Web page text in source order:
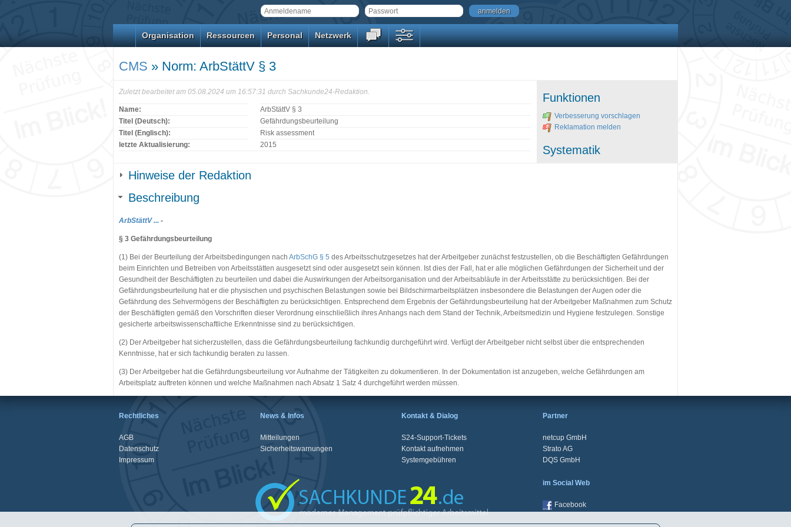
anmelden
Organisation Ressourcen Personal Netzwerk
CMS » Norm: ArbStättV § 3
Zuletzt bearbeitet am 05.08.2024 um 16:57:31 durch Sachkunde24-Redaktion.
Name:
ArbStättV § 3
Titel (Deutsch):
Gefährdungsbeurteilung
Titel (Englisch):
Risk assessment
letzte Aktualisierung:
2015
Funktionen
Verbesserung vorschlagen
Reklamation melden
Systematik
Hinweise der Redaktion
Beschreibung
ArbStättV ... -
§ 3 Gefährdungsbeurteilung
(1) Bei der Beurteilung der Arbeitsbedingungen nach ArbSchG § 5 des Arbeitsschutzgesetzes hat der Arbeitgeber zunächst festzustellen, ob die Beschäftigten Gefährdungen
beim Einrichten und Betreiben von Arbeitsstätten ausgesetzt sind oder ausgesetzt sein können. Ist dies der Fall, hat er alle möglichen Gefährdungen der Sicherheit und der
Gesundheit der Beschäftigten zu beurteilen und dabei die Auswirkungen der Arbeitsorganisation und der Arbeitsabläufe in der Arbeitsstätte zu berücksichtigen. Bei der
Gefährdungsbeurteilung hat er die physischen und psychischen Belastungen sowie bei Bildschirmarbeitsplätzen insbesondere die Belastungen der Augen oder die
Gefährdung des Sehvermögens der Beschäftigten zu berücksichtigen. Entsprechend dem Ergebnis der Gefährdungsbeurteilung hat der Arbeitgeber Maßnahmen zum Schutz
der Beschäftigten gemäß den Vorschriften dieser Verordnung einschließlich ihres Anhangs nach dem Stand der Technik, Arbeitsmedizin und Hygiene festzulegen. Sonstige
gesicherte arbeitswissenschaftliche Erkenntnisse sind zu berücksichtigen.
(2) Der Arbeitgeber hat sicherzustellen, dass die Gefährdungsbeurteilung fachkundig durchgeführt wird. Verfügt der Arbeitgeber nicht selbst über die entsprechenden
Kenntnisse, hat er sich fachkundig beraten zu lassen.
(3) Der Arbeitgeber hat die Gefährdungsbeurteilung vor Aufnahme der Tätigkeiten zu dokumentieren. In der Dokumentation ist anzugeben, welche Gefährdungen am
Arbeitsplatz auftreten können und welche Maßnahmen nach Absatz 1 Satz 4 durchgeführt werden müssen.
Rechtliches
AGB
Datenschutz
Impressum
News & Infos
Mitteilungen
Sicherheitswarnungen
Kontakt & Dialog
S24-Support-Tickets
Kontakt aufnehmen
Systemgebühren
Partner
netcup GmbH
Strato AG
DQS GmbH
im Social Web
Facebook